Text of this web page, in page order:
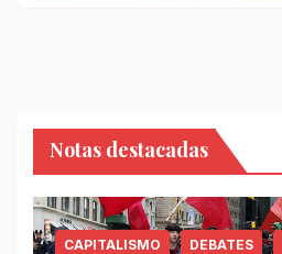
Notas destacadas
CAPITALISMO DEBATES